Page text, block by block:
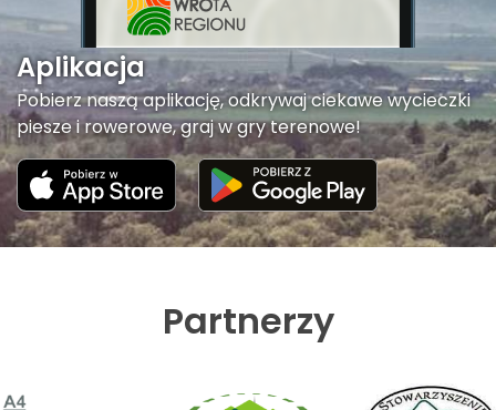
Aplikacja
Pobierz naszą aplikację, odkrywaj ciekawe wycieczki
piesze i rowerowe, graj w gry terenowe!
Partnerzy